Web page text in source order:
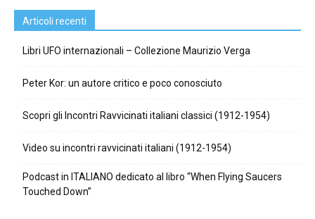
Articoli recenti
Libri UFO internazionali – Collezione Maurizio Verga
Peter Kor: un autore critico e poco conosciuto
Scopri gli Incontri Ravvicinati italiani classici (1912-1954)
Video su incontri ravvicinati italiani (1912-1954)
Podcast in ITALIANO dedicato al libro “When Flying Saucers
Touched Down”